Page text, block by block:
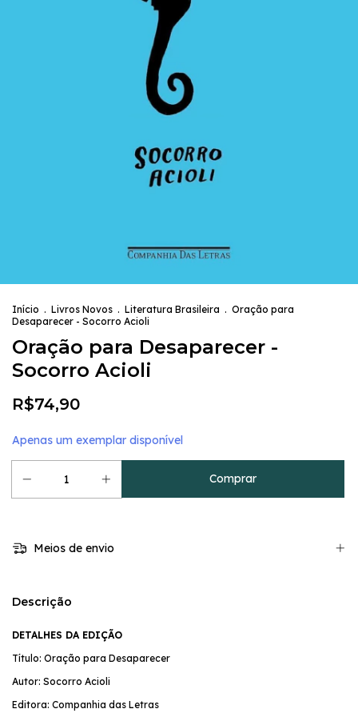
Início . Livros Novos . Literatura Brasileira . Oração para
Desaparecer - Socorro Acioli
Oração para Desaparecer -
Socorro Acioli
R$74,90
Apenas um exemplar disponível
Meios de envio
Descrição
DETALHES DA EDIÇÃO
Título: Oração para Desaparecer
Autor: Socorro Acioli
Editora: Companhia das Letras